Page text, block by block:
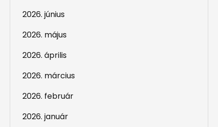
2026. június
2026. május
2026. április
2026. március
2026. február
2026. január